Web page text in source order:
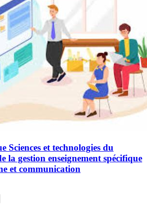
Sciences et technologies du
la gestion enseignement spécifique
et communication